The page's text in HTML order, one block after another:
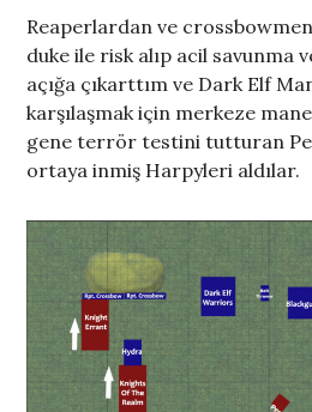
Reaperlardan ve
duke ile risk alıp acil savunma
açığa çıkarttım ve Dark Elf
karşılaşmak için merkeze
gene terrör testini tutturan
ortaya inmiş Harpyleri aldılar.